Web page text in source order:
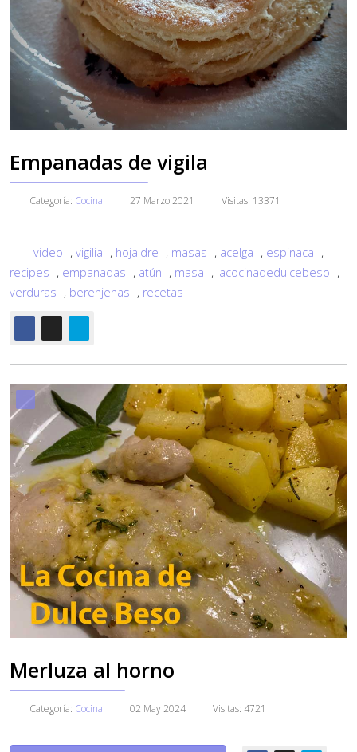
Empanadas de vigila
Categoría: Cocina 27 Marzo 2021 Visitas: 13371
video , vigilia , hojaldre , masas , acelga , espinaca ,
recipes , empanadas , atún , masa , lacocinadedulcebeso ,
verduras , berenjenas , recetas
Merluza al horno
Categoría: Cocina 02 May 2024 Visitas: 4721